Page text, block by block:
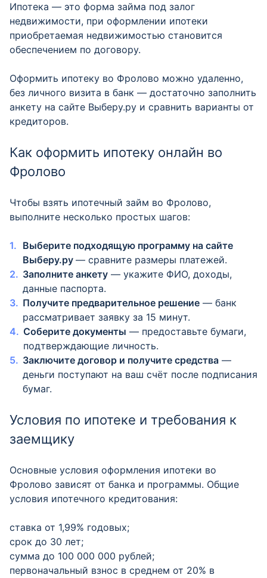
Ипотека — это форма займа под залог
недвижимости, при оформлении ипотеки
приобретаемая недвижимостью становится
обеспечением по договору.
Оформить ипотеку во Фролово можно удаленно,
без личного визита в банк — достаточно заполнить
анкету на сайте Выберу.ру и сравнить варианты от
кредиторов.
Как оформить ипотеку онлайн во
Фролово
Чтобы взять ипотечный займ во Фролово,
выполните несколько простых шагов:
Выберите подходящую программу на сайте
Выберу.ру — сравните размеры платежей.
Заполните анкету — укажите ФИО, доходы,
данные паспорта.
Получите предварительное решение — банк
рассматривает заявку за 15 минут.
Соберите документы — предоставьте бумаги,
подтверждающие личность.
Заключите договор и получите средства —
деньги поступают на ваш счёт после подписания
бумаг.
Условия по ипотеке и требования к
заемщику
Основные условия оформления ипотеки во
Фролово зависят от банка и программы. Общие
условия ипотечного кредитования:
cтавка от 1,99% годовых;
cрок до 30 лет;
сумма до 100 000 000 рублей;
первоначальный взнос в среднем от 20% в